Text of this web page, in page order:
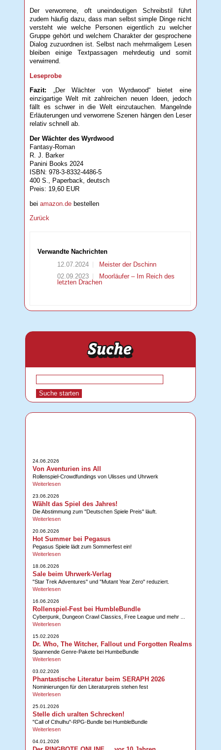
Der verworrene, oft uneindeutigen Schreibstil führt
zudem häufig dazu, dass man selbst simple Dinge nicht
versteht wie welche Personen eigentlich zu welcher
Gruppe gehört und welchem Charakter der gesprochene
Dialog zuzuordnen ist. Selbst nach mehrmaligem Lesen
bleiben einige Textpassagen mehrdeutig und somit
verwirrend.
Leseprobe
Fazit: „Der Wächter von Wyrdwood“ bietet eine
einzigartige Welt mit zahlreichen neuen Ideen, jedoch
fällt es schwer in die Welt einzutauchen. Mangelnde
Erläuterungen und verworrene Szenen hängen den Leser
relativ schnell ab.
Der Wächter des Wyrdwood
Fantasy-Roman
R. J. Barker
Panini Books 2024
ISBN: 978-3-8332-4486-5
400 S., Paperback, deutsch
Preis: 19,60 EUR
beiamazon.de bestellen
Zurück
Verwandte Nachrichten
12.07.2024
Meister der Dschinn
02.09.2023
Moorläufer – Im Reich des
letzten Drachen
24.06.2026
Von Aventurien ins All
Rollenspiel-Crowdfundings von Ulisses und Uhrwerk
Weiterlesen
23.06.2026
Wählt das Spiel des Jahres!
Die Abstimmung zum "Deutschen Spiele Preis" läuft.
Weiterlesen
20.06.2026
Hot Summer bei Pegasus
Pegasus Spiele lädt zum Sommerfest ein!
Weiterlesen
18.06.2026
Sale beim Uhrwerk-Verlag
"Star Trek Adventures" und "Mutant Year Zero" reduziert.
Weiterlesen
16.06.2026
Rollenspiel-Fest bei HumbleBundle
Cyberpunk, Dungeon Crawl Classics, Free League und mehr ...
Weiterlesen
15.02.2026
Dr. Who, The Witcher, Fallout und Forgotten Realms
Spannende Genre-Pakete bei HumbeBundle
Weiterlesen
03.02.2026
Phantastische Literatur beim SERAPH 2026
Nominierungen für den Literaturpreis stehen fest
Weiterlesen
25.01.2026
Stelle dich uralten Schrecken!
"Call of Cthulhu"-RPG-Bundle bei HumbleBundle
Weiterlesen
04.01.2026